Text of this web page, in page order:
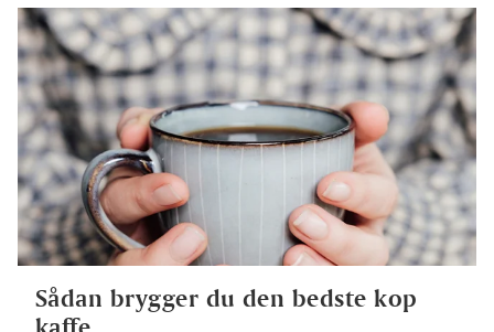
Sådan brygger du den bedste kop